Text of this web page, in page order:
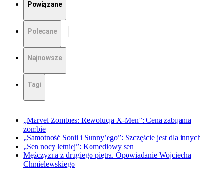
Powiązane
Polecane
Najnowsze
Tagi
„Marvel Zombies: Rewolucja X-Men”: Cena zabijania
zombie
„Samotność Sonii i Sunny’ego”: Szczęście jest dla innych
„Sen nocy letniej”: Komediowy sen
Mężczyzna z drugiego piętra. Opowiadanie Wojciecha
Chmielewskiego